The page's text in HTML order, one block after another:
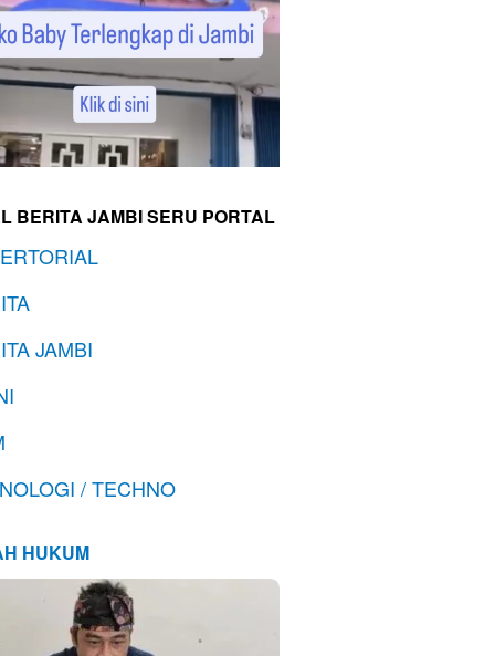
BERITA JAMBI SERU PORTAL
JAMBI
/ TECHNO
HUKUM